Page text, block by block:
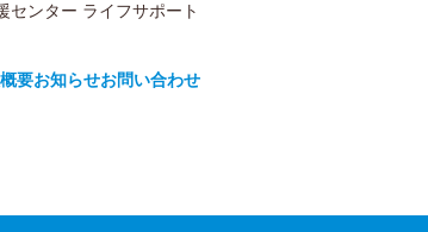
センター ライフサポート
要お知らせお問い合わせ